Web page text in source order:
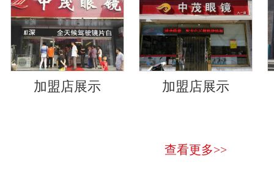
加盟店展示 加盟店展示
查看更多>>